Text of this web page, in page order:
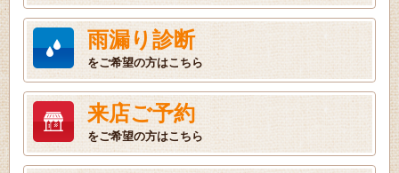
雨漏り診断
をご希望の方はこちら
来店ご予約
をご希望の方はこちら